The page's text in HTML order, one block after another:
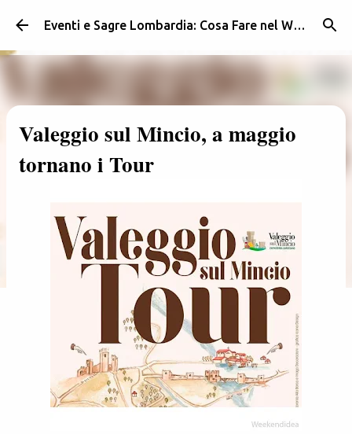
Passa ai contenuti principali Eventi e Sagre Lombardia: Cosa Fare nel Weekend | Weekendidea
Valeggio sul Mincio, a maggio
tornano i Tour